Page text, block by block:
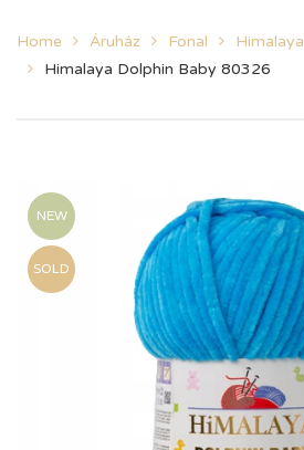
Home Áruház Fonal Himalaya
Himalaya Dolphin Baby 80326
NEW
SOLD